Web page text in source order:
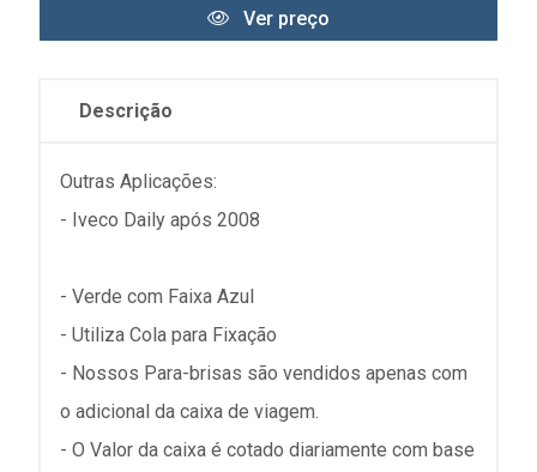
Ver preço
Descrição
Outras Aplicações:
- Iveco Daily após 2008
- Verde com Faixa Azul
- Utiliza Cola para Fixação
- Nossos Para-brisas são vendidos apenas com
o adicional da caixa de viagem.
- O Valor da caixa é cotado diariamente com base